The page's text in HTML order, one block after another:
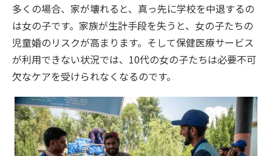
多くの場合、家が壊れると、真っ先に学校を中退するの
は女の子です。家族が生計手段を失うと、女の子たちの
児童婚のリスクが高まります。そして保健医療サービス
が利用できない状況では、10代の女の子たちは必要不可
欠なケアを受けられなくなるのです。